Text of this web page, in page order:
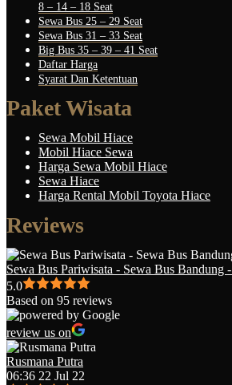
8 – 14 – 18 Seat
Sewa Bus 25 – 29 Seat
Sewa Bus 31 – 33 Seat
Big Bus 35 – 39 – 41 Seat
Daftar Harga
Syarat Dan Ketentuan
Paket Wisata
Sewa Mobil Hiace
Mobil Hiace Sewa
Harga Sewa Mobil Hiace
Sewa Hiace
Harga Rental Mobil Toyota Hiace
Reviews
Sewa Bus Pariwisata - Sewa Bus Bandung
5.0
Based on 95 reviews
review us on
Rusmana Putra
06:36 22 Jul 22